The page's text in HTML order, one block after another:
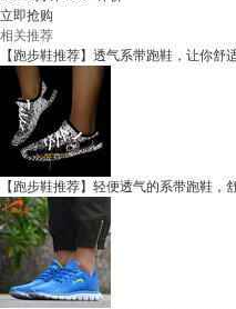
立即抢购
相关推荐
【跑步鞋推荐】透气系带跑鞋，让你舒
【跑步鞋推荐】轻便透气的系带跑鞋，